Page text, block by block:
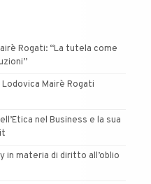
Rogati: “La tutela come
Mairè Rogati
nel Business e la sua
in materia di diritto all’oblio